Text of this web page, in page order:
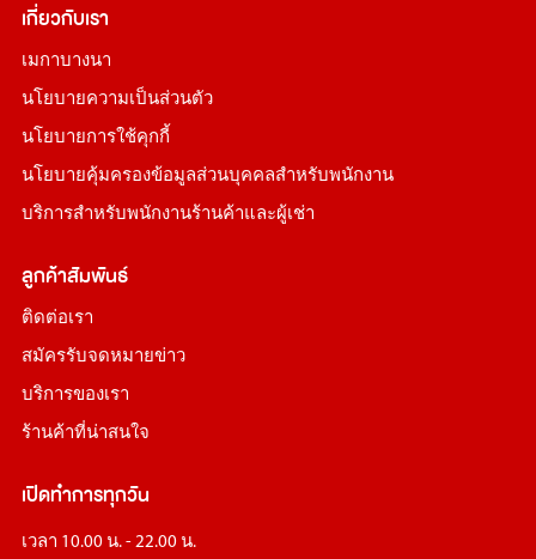
เกี่ยวกับเรา
เมกาบางนา
นโยบายความเป็นส่วนตัว
นโยบายการใช้คุกกี้
นโยบายคุ้มครองข้อมูลส่วนบุคคลสำหรับพนักงาน
บริการสำหรับพนักงานร้านค้าและผู้เช่า
ลูกค้าสัมพันธ์
ติดต่อเรา
สมัครรับจดหมายข่าว
บริการของเรา
ร้านค้าที่น่าสนใจ
เปิดทำการทุกวัน
เวลา 10.00 น. - 22.00 น.